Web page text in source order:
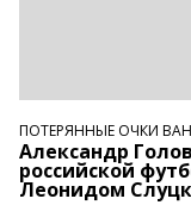
ПОТЕРЯННЫЕ ОЧКИ
Александр
российской
Леонидом